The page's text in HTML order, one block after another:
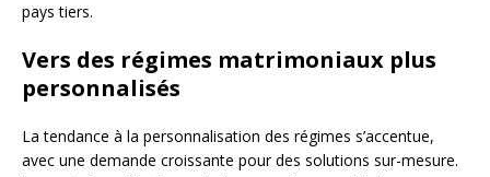
pays tiers.
Vers des régimes matrimoniaux plus
personnalisés
La tendance à la personnalisation des régimes s’accentue,
avec une demande croissante pour des solutions sur-mesure.